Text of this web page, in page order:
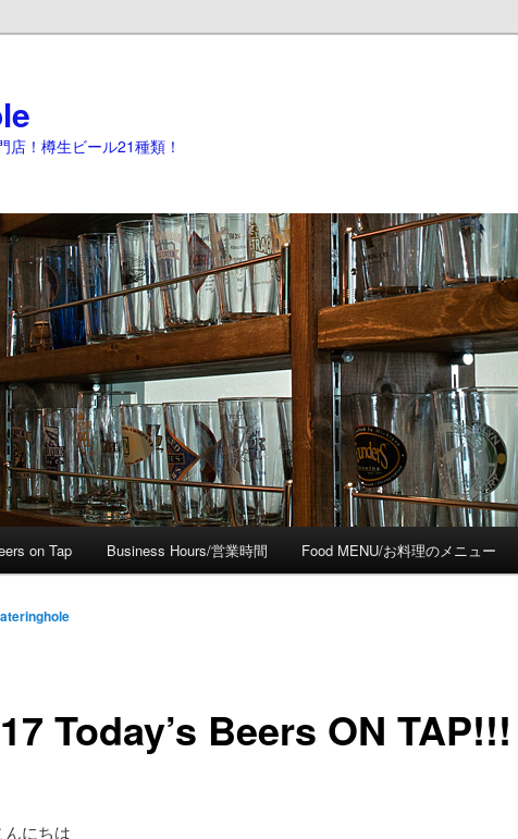
店！樽生ビール21種類！
on Tap Business Hours/営業時間 Food MENU/お料理のメニュー
Today’s Beers ON TAP!!!
んにちは